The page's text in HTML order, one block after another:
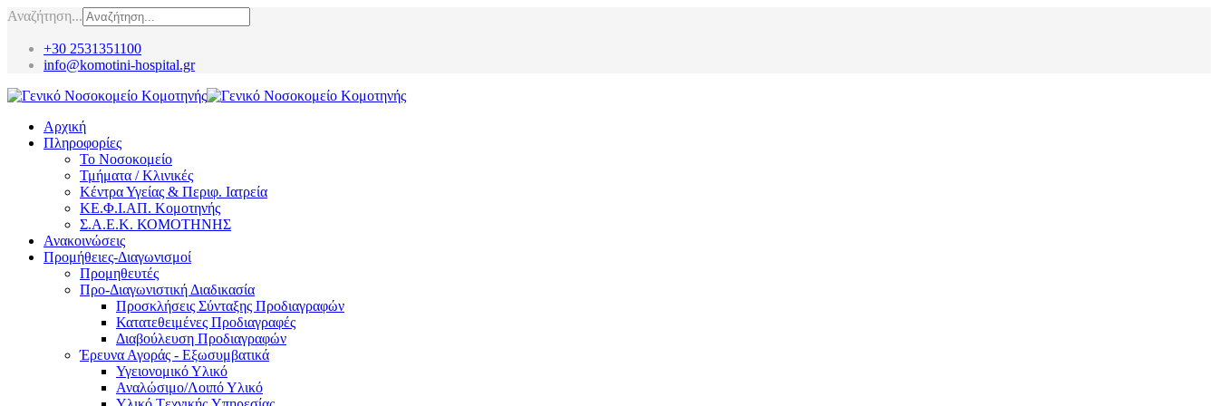
Αναζήτηση...
+30 2531351100
info@komotini-hospital.gr
Αρχική
Πληροφορίες
Το Νοσοκομείο
Τμήματα / Κλινικές
Κέντρα Υγείας & Περιφ. Ιατρεία
ΚΕ.Φ.Ι.ΑΠ. Κομοτηνής
Σ.Α.Ε.Κ. ΚΟΜΟΤΗΝΗΣ
Ανακοινώσεις
Προμήθειες-Διαγωνισμοί
Προμηθευτές
Προ-Διαγωνιστική Διαδικασία
Προσκλήσεις Σύνταξης Προδιαγραφών
Κατατεθειμένες Προδιαγραφές
Διαβούλευση Προδιαγραφών
Έρευνα Αγοράς - Εξωσυμβατικά
Υγειονομικό Υλικό
Αναλώσιμο/Λοιπό Υλικό